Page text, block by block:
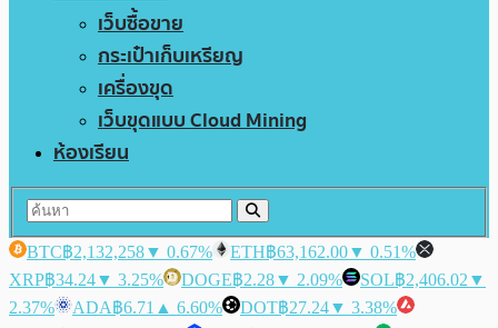
เว็บซื้อขาย
กระเป๋าเก็บเหรียญ
เครื่องขุด
เว็บขุดแบบ Cloud Mining
ห้องเรียน
BTC฿2,132,258▼ 0.67% ETH฿63,162.00▼ 0.51%
XRP฿34.24▼ 3.25% DOGE฿2.28▼ 2.09% SOL฿2,406.02 ▼
2.37%
ADA฿6.71 ▲ 6.60% DOT฿27.24▼ 3.38%